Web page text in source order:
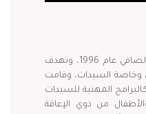
تأسست جمعية سيدات غور الصافي عام 1996، وتهدف
وخاصة السيدات، وقامت
المهنية للسيدات
من ذوي الإعاقة